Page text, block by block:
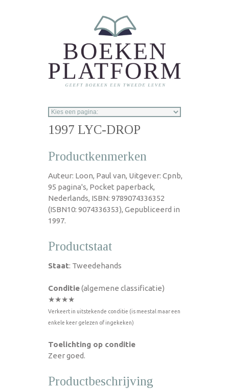
1997 LYC-DROP
Productkenmerken
Auteur: Loon, Paul van, Uitgever: Cpnb,
95 pagina's, Pocket paperback,
Nederlands, ISBN: 9789074336352
(ISBN10: 9074336353), Gepubliceerd in
1997.
Productstaat
Staat: Tweedehands
Conditie(algemene classificatie)
★★★★
Verkeert in uitstekende conditie (is meestal maar een
enkele keer gelezen of ingekeken)
Toelichting op conditie
Zeer goed.
Productbeschrijving